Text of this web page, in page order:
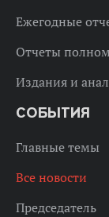
Ежегодные
Отчеты
Издания и
СОБЫТИЯ
Главные темы
Все новости
Председатель